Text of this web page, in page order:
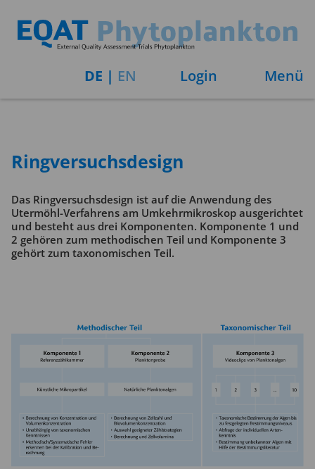
DE | EN Login Menü
Ringversuchsdesign
Das Ringversuchsdesign ist auf die Anwendung des
Utermöhl-Verfahrens am Umkehrmikroskop ausgerichtet
und besteht aus drei Komponenten. Komponente 1 und
2 gehören zum methodischen Teil und Komponente 3
gehört zum taxonomischen Teil.